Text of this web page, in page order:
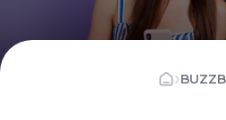
›